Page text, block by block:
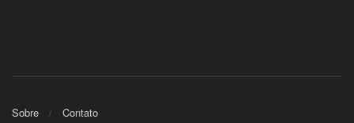
Sobre Contato